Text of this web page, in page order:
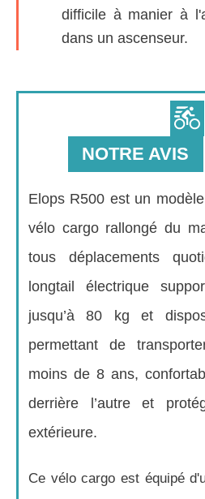
difficile à manier à
dans un ascenseur.
NOTRE AVIS
Elops R500 est un
vélo cargo rallongé du
tous déplacements
longtail électrique
jusqu’à 80 kg et
permettant de
moins de 8 ans,
derrière l’autre et
extérieure.
Ce vélo cargo est équipé